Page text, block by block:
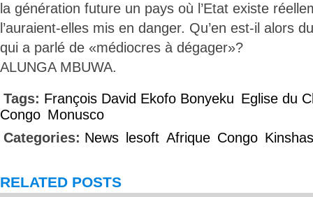
la génération future un pays où l’Etat existe
l’auraient-elles mis en danger. Qu’en est-il alors
qui a parlé de «médiocres à dégager»?
ALUNGA MBUWA.
Tags: François David Ekofo Bonyeku Eglise du
Congo Monusco
Categories: News lesoft Afrique Congo
RELATED POSTS